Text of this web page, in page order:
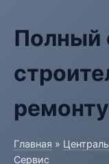
Полный
ремонту
Главная »
Сервис